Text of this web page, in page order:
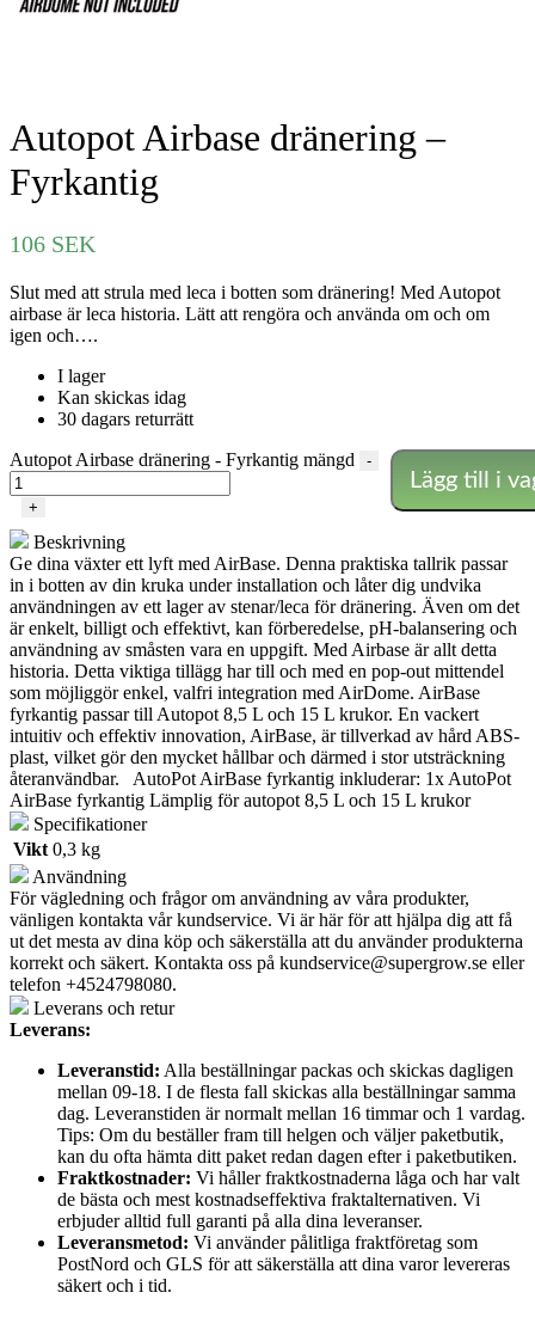
Autopot Airbase dränering –
Fyrkantig
106 SEK
Slut med att strula med leca i botten som dränering! Med Autopot
airbase är leca historia. Lätt att rengöra och använda om och om
igen och….
I lager
Kan skickas idag
30 dagars returrätt
Autopot Airbase dränering - Fyrkantig mängd
-
+
Lägg till i
Beskrivning
Ge dina växter ett lyft med AirBase. Denna praktiska tallrik passar
in i botten av din kruka under installation och låter dig undvika
användningen av ett lager av stenar/leca för dränering. Även om det
är enkelt, billigt och effektivt, kan förberedelse, pH-balansering och
användning av småsten vara en uppgift. Med Airbase är allt detta
historia. Detta viktiga tillägg har till och med en pop-out mittendel
som möjliggör enkel, valfri integration med AirDome. AirBase
fyrkantig passar till Autopot 8,5 L och 15 L krukor. En vackert
intuitiv och effektiv innovation, AirBase, är tillverkad av hård ABS-
plast, vilket gör den mycket hållbar och därmed i stor utsträckning
återanvändbar. AutoPot AirBase fyrkantig inkluderar: 1x AutoPot
AirBase fyrkantig Lämplig för autopot 8,5 L och 15 L krukor
Specifikationer
Vikt 0,3 kg
Användning
För vägledning och frågor om användning av våra produkter,
vänligen kontakta vår kundservice. Vi är här för att hjälpa dig att få
ut det mesta av dina köp och säkerställa att du använder produkterna
korrekt och säkert. Kontakta oss på kundservice@supergrow.se eller
telefon +4524798080.
Leverans och retur
Leverans:
Leveranstid: Alla beställningar packas och skickas dagligen
mellan 09-18. I de flesta fall skickas alla beställningar samma
dag. Leveranstiden är normalt mellan 16 timmar och 1 vardag.
Tips: Om du beställer fram till helgen och väljer paketbutik,
kan du ofta hämta ditt paket redan dagen efter i paketbutiken.
Fraktkostnader: Vi håller fraktkostnaderna låga och har valt
de bästa och mest kostnadseffektiva fraktalternativen. Vi
erbjuder alltid full garanti på alla dina leveranser.
Leveransmetod: Vi använder pålitliga fraktföretag som
PostNord och GLS för att säkerställa att dina varor levereras
säkert och i tid.